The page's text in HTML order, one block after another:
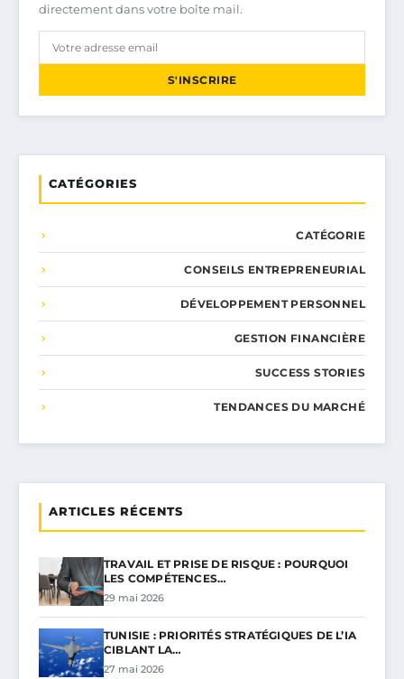
directement dans votre boîte mail.
S'INSCRIRE
CATÉGORIES
CATÉGORIE
CONSEILS ENTREPRENEURIAL
DÉVELOPPEMENT PERSONNEL
GESTION FINANCIÈRE
SUCCESS STORIES
TENDANCES DU MARCHÉ
ARTICLES RÉCENTS
TRAVAIL ET PRISE DE RISQUE : POURQUOI
LES COMPÉTENCES…
29 mai 2026
TUNISIE : PRIORITÉS STRATÉGIQUES DE L’IA
CIBLANT LA…
27 mai 2026